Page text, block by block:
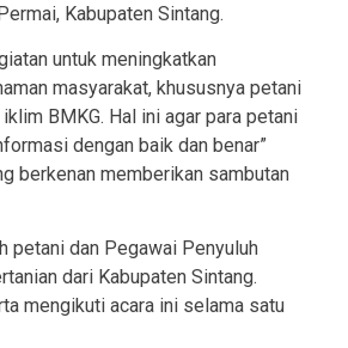
Kabupaten Sintang.
untuk meningkatkan
masyarakat, khususnya petani
BMKG. Hal ini agar para petani
dengan baik dan benar”
berkenan memberikan sambutan
petani dan Pegawai Penyuluh
dari Kabupaten Sintang.
mengikuti acara ini selama satu